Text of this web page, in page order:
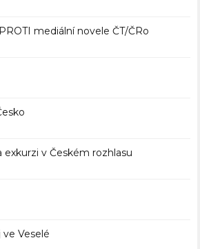
mediální novele ČT/ČRo
exkurzi v Českém rozhlasu
Veselé